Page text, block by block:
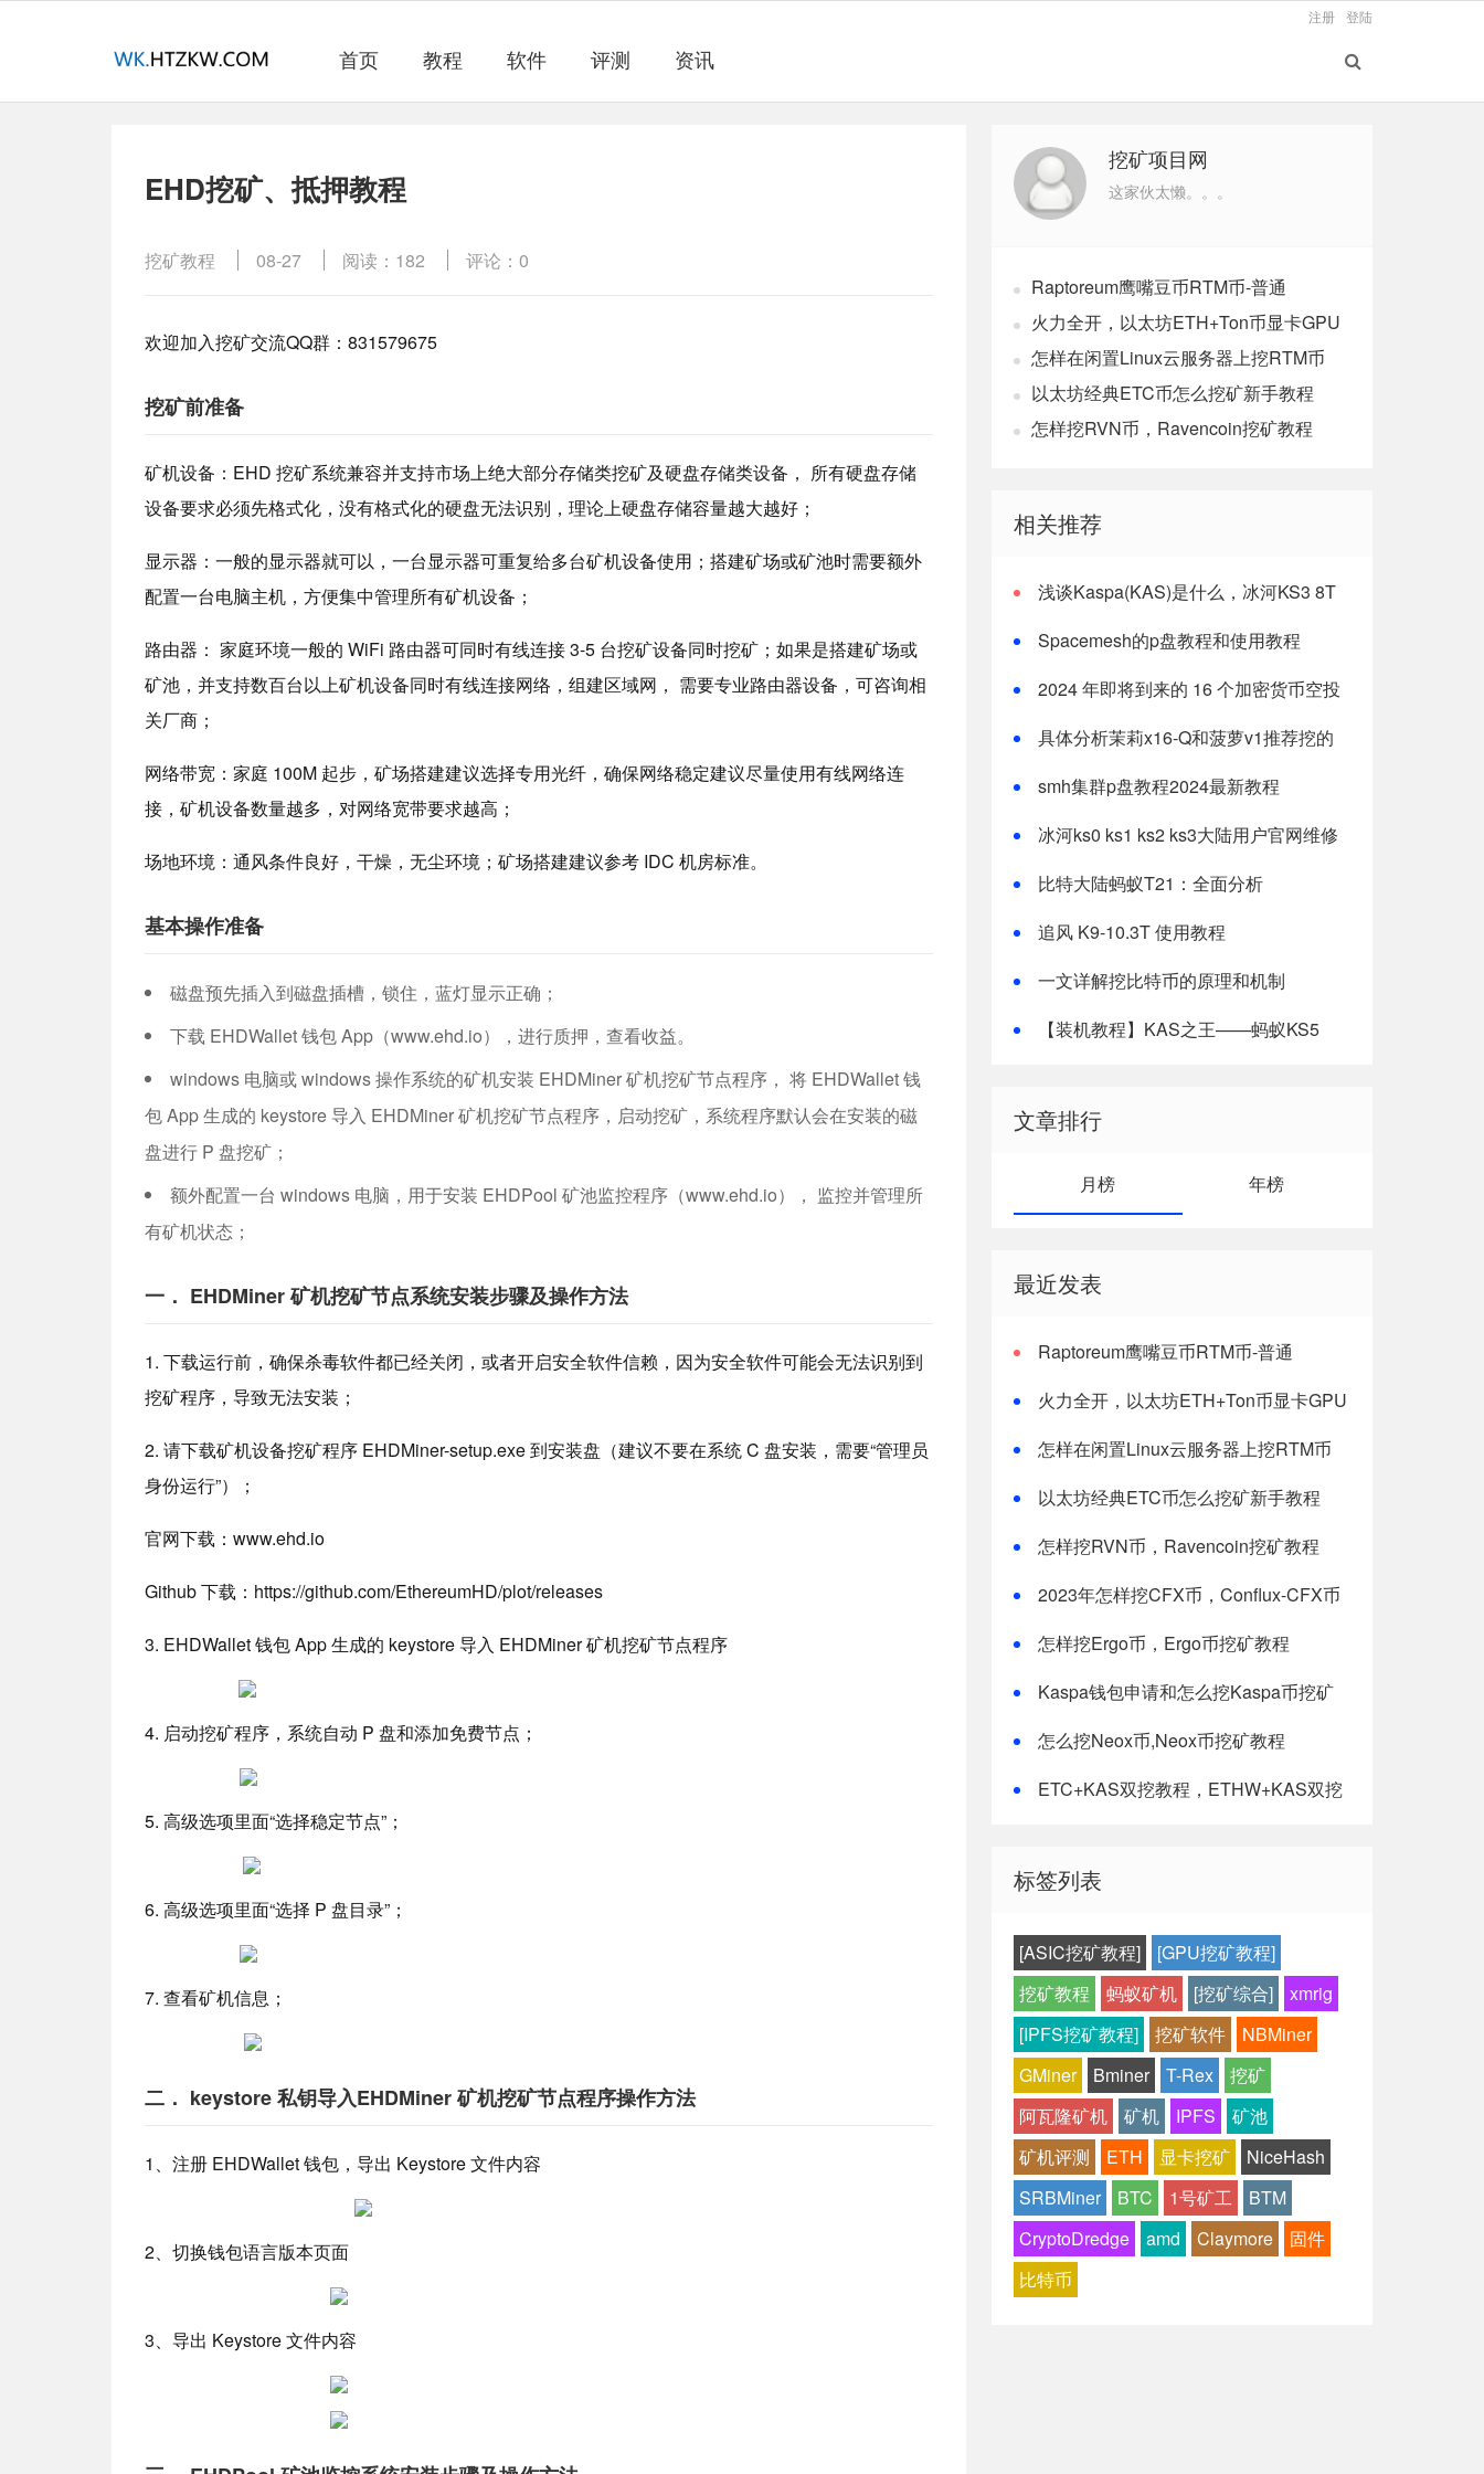
登陆
注册
首页 教程 软件 评测 资讯
EHD挖矿、抵押教程
挖矿教程 08-27 阅读：182 评论：0
欢迎加入挖矿交流QQ群： 831579675
挖矿前准备
矿机设备：EHD 挖矿系统兼容并支持市场上绝大部分存储类挖矿及硬盘存储类设备， 所有硬盘存储
设备要求必须先格式化，没有格式化的硬盘无法识别，理论上硬盘存储容量越大越好；
显示器：一般的显示器就可以，一台显示器可重复给多台矿机设备使用；搭建矿场或矿池时需要额外
配置一台电脑主机，方便集中管理所有矿机设备；
路由器： 家庭环境一般的 WiFi 路由器可同时有线连接 3-5 台挖矿设备同时挖矿；如果是搭建矿场或
矿池，并支持数百台以上矿机设备同时有线连接网络，组建区域网， 需要专业路由器设备，可咨询相
关厂商；
网络带宽：家庭 100M 起步，矿场搭建建议选择专用光纤，确保网络稳定建议尽量使用有线网络连
接，矿机设备数量越多，对网络宽带要求越高；
场地环境：通风条件良好，干燥，无尘环境；矿场搭建建议参考 IDC 机房标准。
基本操作准备
磁盘预先插入到磁盘插槽，锁住，蓝灯显示正确；
下载 EHDWallet 钱包 App（www.ehd.io），进行质押，查看收益。
windows 电脑或 windows 操作系统的矿机安装 EHDMiner 矿机挖矿节点程序， 将 EHDWallet 钱
包 App 生成的 keystore 导入 EHDMiner 矿机挖矿节点程序，启动挖矿，系统程序默认会在安装的磁
盘进行 P 盘挖矿；
额外配置一台 windows 电脑，用于安装 EHDPool 矿池监控程序（www.ehd.io）， 监控并管理所
有矿机状态；
一． EHDMiner 矿机挖矿节点系统安装步骤及操作方法
1. 下载运行前，确保杀毒软件都已经关闭，或者开启安全软件信赖，因为安全软件可能会无法识别到
挖矿程序，导致无法安装；
2. 请下载矿机设备挖矿程序 EHDMiner-setup.exe 到安装盘（建议不要在系统 C 盘安装，需要“管理员
身份运行”）；
官网下载：www.ehd.io
Github 下载：https://github.com/EthereumHD/plot/releases
3. EHDWallet 钱包 App 生成的 keystore 导入 EHDMiner 矿机挖矿节点程序
4. 启动挖矿程序，系统自动 P 盘和添加免费节点；
5. 高级选项里面“选择稳定节点”；
6. 高级选项里面“选择 P 盘目录”；
7. 查看矿机信息；
二． keystore 私钥导入EHDMiner 矿机挖矿节点程序操作方法
1、注册 EHDWallet 钱包，导出 Keystore 文件内容
2、切换钱包语言版本页面
3、导出 Keystore 文件内容
挖矿项目网
这家伙太懒。。。
Raptoreum鹰嘴豆币RTM币-普通
windows电脑CPU挖矿教程
火力全开，以太坊ETH+Ton币显卡GPU
双挖最新版教程
怎样在闲置Linux云服务器上挖RTM币
以太坊经典ETC币怎么挖矿新手教程
怎样挖RVN币，Ravencoin挖矿教程
相关推荐
浅谈Kaspa(KAS)是什么，冰河KS3 8T
Spacemesh的p盘教程和使用教程
2024 年即将到来的 16 个加密货币空投
具体分析茉莉x16-Q和菠萝v1推荐挖的
smh集群p盘教程2024最新教程
冰河ks0 ks1 ks2 ks3大陆用户官网维修
比特大陆蚂蚁T21：全面分析
追风 K9-10.3T 使用教程
一文详解挖比特币的原理和机制
【装机教程】KAS之王——蚂蚁KS5
文章排行
月榜 年榜
最近发表
Raptoreum鹰嘴豆币RTM币-普通
火力全开，以太坊ETH+Ton币显卡GPU
怎样在闲置Linux云服务器上挖RTM币
以太坊经典ETC币怎么挖矿新手教程
怎样挖RVN币，Ravencoin挖矿教程
2023年怎样挖CFX币，Conflux-CFX币
怎样挖Ergo币，Ergo币挖矿教程
Kaspa钱包申请和怎么挖Kaspa币挖矿
怎么挖Neox币,Neox币挖矿教程
ETC+KAS双挖教程，ETHW+KAS双挖
标签列表
[ASIC挖矿教程]
[GPU挖矿教程]
挖矿教程
蚂蚁矿机 [挖矿综合]
xmrig
[IPFS挖矿教程]
挖矿软件
NBMiner
GMiner
Bminer T-Rex
挖矿
阿瓦隆矿机
矿机 IPFS
矿池
矿机评测
ETH 显卡挖矿
NiceHash
SRBMiner
BTC 1号矿工
BTM
CryptoDredge
amd Claymore
固件
比特币